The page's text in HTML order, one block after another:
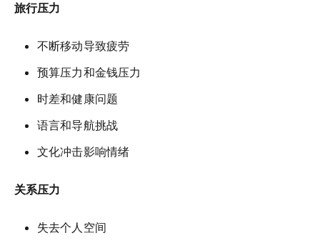
旅行压力
不断移动导致疲劳
预算压力和金钱压力
时差和健康问题
语言和导航挑战
文化冲击影响情绪
关系压力
失去个人空间